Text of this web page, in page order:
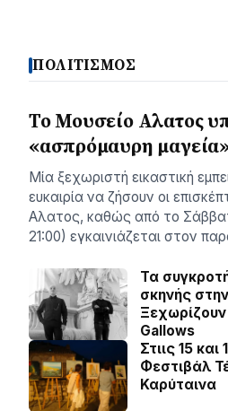
ΠΟΛΙΤΙΣΜΟΣ
Το Μουσείο Αλατος
«ασπρόμαυρη
Μία ξεχωριστή εικαστική
ευκαιρία να ζήσουν οι
Αλατος, καθώς από το
21:00) εγκαινιάζεται στον
Τα
σκηνής
Ξεχωρίζουν
Gallows
Στιις 15
Φεστιβάλ
Καρύταινα